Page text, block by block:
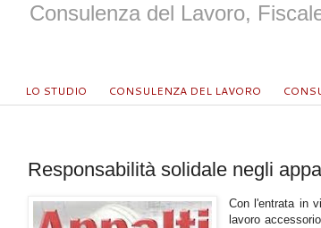
Consulenza del Lavoro,
LO STUDIO CONSULENZA DEL LAVORO
Responsabilità solidale negli
Con l'entrata in
lavoro